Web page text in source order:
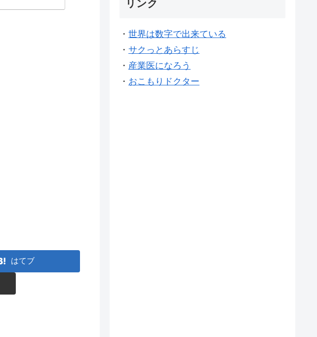
はてブ
リンク
・ 世界は数字で出来ている
・ サクっとあらすじ
・ 産業医になろう
・ おこもりドクター